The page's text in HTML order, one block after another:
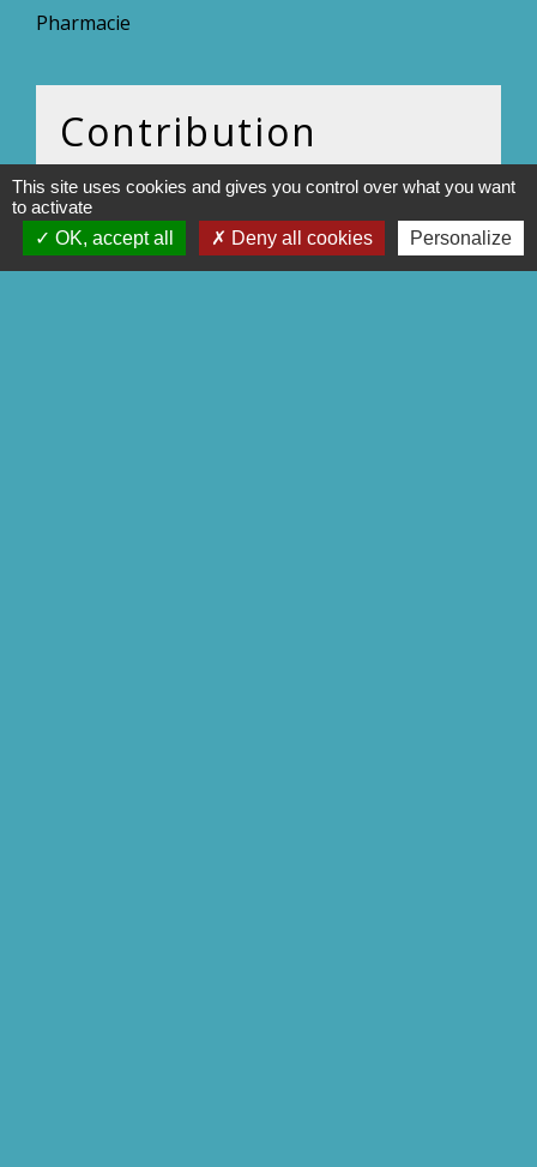
Pharmacie
Contribution
toutes les contributions seront soumise à
validation
Accès à la contribution
This site uses cookies and gives you control over what you want
to activate
OK, accept all
Deny all cookies Personalize